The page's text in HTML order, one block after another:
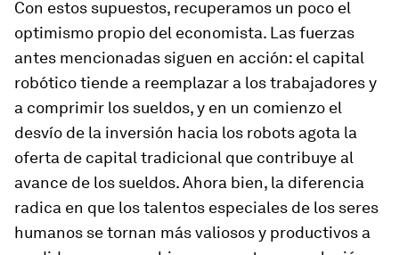
Con estos supuestos, recuperamos un poco el
optimismo propio del economista. Las fuerzas
antes mencionadas siguen en acción: el capital
robótico tiende a reemplazar a los trabajadores y
a comprimir los sueldos, y en un comienzo el
desvío de la inversión hacia los robots agota la
oferta de capital tradicional que contribuye al
avance de los sueldos. Ahora bien, la diferencia
radica en que los talentos especiales de los seres
humanos se tornan más valiosos y productivos a